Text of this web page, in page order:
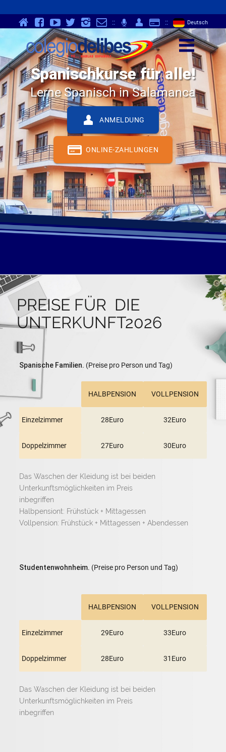
v Y K } - p :: ; Q S :: Deutsch
z
Spanischkurse für alle!
Lerne Spanisch in Salamanca
Q ANMELDUNG
S ONLINE-ZAHLUNGEN
PREISE FÜR DIE
UNTERKUNFT2026
Spanische Familien. (Preise pro Person und Tag)
HALBPENSION VOLLPENSION
Einzelzimmer 28Euro 32Euro
Doppelzimmer 27Euro 30Euro
Das Waschen der Kleidung ist bei beiden
Unterkunftsmöglichkeiten im Preis
inbegriffen
Halbpensiont: Frühstück + Mittagessen
Vollpension: Frühstück + Mittagessen + Abendessen
Studentenwohnheim. (Preise pro Person und Tag)
HALBPENSION VOLLPENSION
Einzelzimmer 29Euro 33Euro
Doppelzimmer 28Euro 31Euro
Das Waschen der Kleidung ist bei beiden
Unterkunftsmöglichkeiten im Preis
inbegriffen